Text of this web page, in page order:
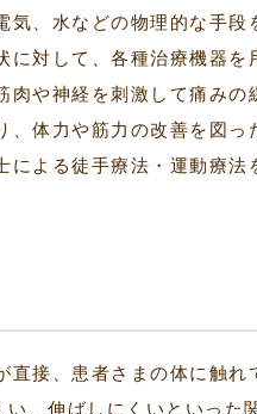
気、水などの物理的な手
に対して、各種治療機器
肉や神経を刺激して痛み
、体力や筋力の改善を図っ
による徒手療法・運動療
直接、患者さまの体に触
、伸ばしにくいといっ